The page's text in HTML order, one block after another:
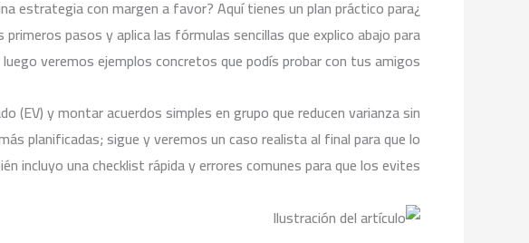
estrategia con margen a favor? Aquí tienes un plan práctico para
pasos y aplica las fórmulas sencillas que explico abajo para
veremos ejemplos concretos que podís probar con tus amigos.
(EV) y montar acuerdos simples en grupo que reducen varianza sin
planificadas; sigue y veremos un caso realista al final para que lo
incluyo una checklist rápida y errores comunes para que los evites.